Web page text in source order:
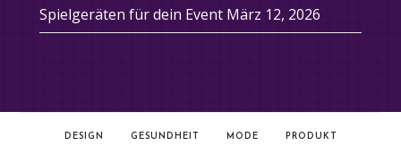
Spielgeräten für dein Event März 12, 2026
DESIGN GESUNDHEIT MODE PRODUKT